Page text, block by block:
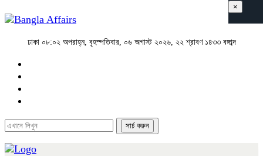
ঢাকা ০৮:০২ অপরাহ্ন, বৃহস্পতিবার, ০৬ অগাস্ট ২০২৬, ২২ শ্রাবণ ১৪৩৩ বঙ্গাব্দ
×